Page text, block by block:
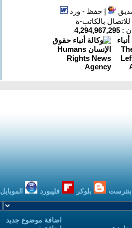
|حفظ - ورد
للاتصال بالكاتب-ة
:
4,294,967,295
بنترست بلوكر فليبورد الموبايل
اضافة موضوع جديد